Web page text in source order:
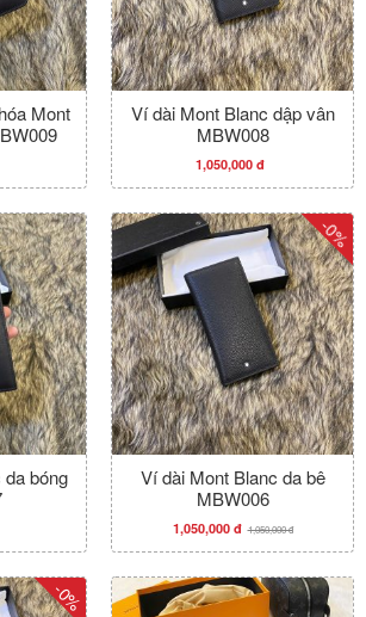
Mont
Ví dài Mont Blanc dập vân
MBW008
1,050,000 đ
bóng
Ví dài Mont Blanc da bê
MBW006
1,050,000 đ 1,050,000 đ
-0%
-0%